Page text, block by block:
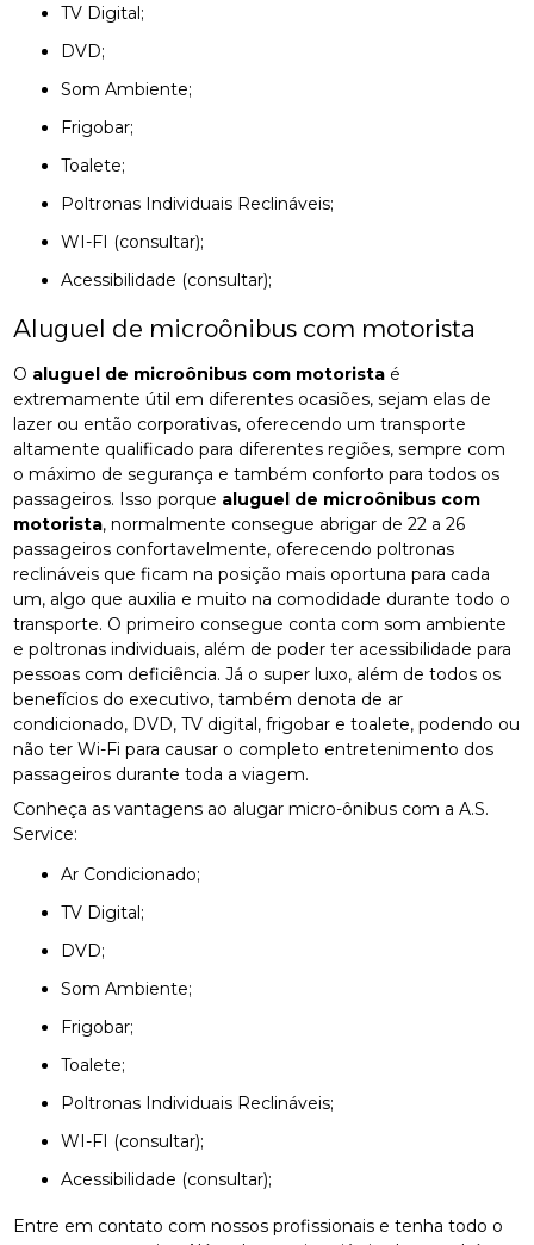
TV Digital;
DVD;
Som Ambiente;
Frigobar;
Toalete;
Poltronas Individuais Reclináveis;
WI-FI (consultar);
Acessibilidade (consultar);
Aluguel de microônibus com motorista
O aluguel de microônibus com motorista é
extremamente útil em diferentes ocasiões, sejam elas de
lazer ou então corporativas, oferecendo um transporte
altamente qualificado para diferentes regiões, sempre com
o máximo de segurança e também conforto para todos os
passageiros. Isso porque aluguel de microônibus com
motorista, normalmente consegue abrigar de 22 a 26
passageiros confortavelmente, oferecendo poltronas
reclináveis que ficam na posição mais oportuna para cada
um, algo que auxilia e muito na comodidade durante todo o
transporte. O primeiro consegue conta com som ambiente
e poltronas individuais, além de poder ter acessibilidade para
pessoas com deficiência. Já o super luxo, além de todos os
benefícios do executivo, também denota de ar
condicionado, DVD, TV digital, frigobar e toalete, podendo ou
não ter Wi-Fi para causar o completo entretenimento dos
passageiros durante toda a viagem.
Conheça as vantagens ao alugar micro-ônibus com a A.S.
Service:
Ar Condicionado;
TV Digital;
DVD;
Som Ambiente;
Frigobar;
Toalete;
Poltronas Individuais Reclináveis;
WI-FI (consultar);
Acessibilidade (consultar);
Entre em contato com nossos profissionais e tenha todo o